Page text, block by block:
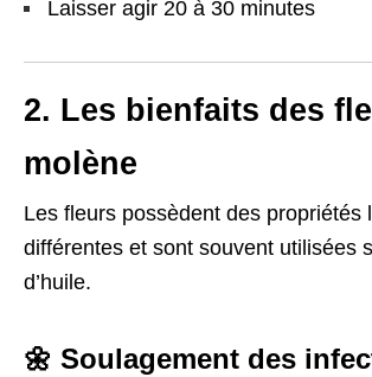
Laisser agir 20 à 30 minutes
2. Les bienfaits des
molène
Les fleurs possèdent des propriétés
différentes et sont souvent utilisées
d’huile.
🌼 Soulagement des